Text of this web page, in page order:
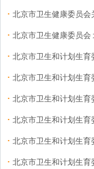
· 北京市卫生健康委员会
· 北京市卫生健康委员会
· 北京市卫生和计划生育
· 北京市卫生和计划生育
· 北京市卫生和计划生育
· 北京市卫生和计划生育
· 北京市卫生和计划生育
· 北京市卫生和计划生育